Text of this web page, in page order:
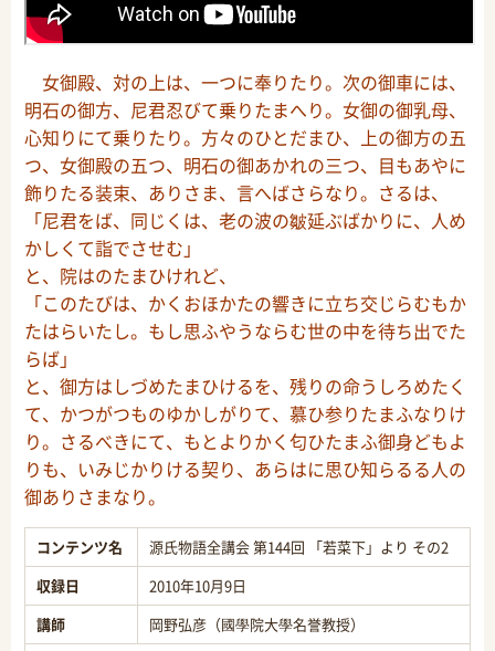
女御殿、対の上は、一つに奉りたり。次の御車には、
明石の御方、尼君忍びて乗りたまへり。女御の御乳母、
心知りにて乗りたり。方々のひとだまひ、上の御方の五
つ、女御殿の五つ、明石の御あかれの三つ、目もあやに
飾りたる装束、ありさま、言へばさらなり。さるは、
「尼君をば、同じくは、老の波の皺延ぶばかりに、人め
かしくて詣でさせむ」
と、院はのたまひけれど、
「このたびは、かくおほかたの響きに立ち交じらむもか
たはらいたし。もし思ふやうならむ世の中を待ち出でた
らば」
と、御方はしづめたまひけるを、残りの命うしろめたく
て、かつがつものゆかしがりて、慕ひ参りたまふなりけ
り。さるべきにて、もとよりかく匂ひたまふ御身どもよ
りも、いみじかりける契り、あらはに思ひ知らるる人の
御ありさまなり。
コンテンツ名
源氏物語全講会 第144回 「若菜下」より その2
収録日
2010年10月9日
講師
岡野弘彦（國學院大學名誉教授）